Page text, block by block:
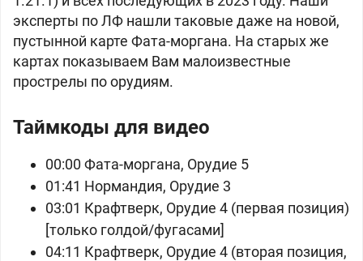
эксперты по ЛФ нашли таковые даже на новой,
пустынной карте Фата-моргана. На старых же
картах показываем Вам малоизвестные
прострелы по орудиям.
Таймкоды для видео
00:00 Фата-моргана, Орудие 5
01:41 Нормандия, Орудие 3
03:01 Крафтверк, Орудие 4 (первая позиция)
[только голдой/фугасами]
04:11 Крафтверк, Орудие 4 (вторая позиция,